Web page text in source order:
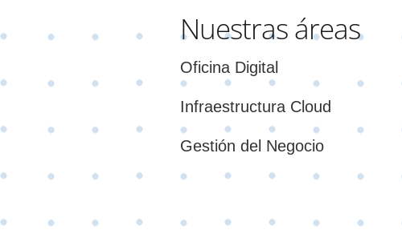
Nuestras áreas
Oficina Digital
Infraestructura Cloud
Gestión del Negocio